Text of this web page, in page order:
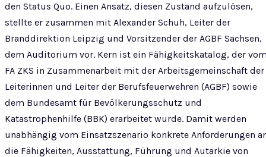
den Status Quo. Einen Ansatz, diesen Zustand aufzulösen,
stellte er zusammen mit Alexander Schuh, Leiter der
Branddirektion Leipzig und Vorsitzender der AGBF Sachsen,
dem Auditorium vor. Kern ist ein Fähigkeitskatalog, der
FA ZKS in Zusammenarbeit mit der Arbeitsgemeinschaft der
Leiterinnen und Leiter der Berufsfeuerwehren (AGBF) sowie
dem Bundesamt für Bevölkerungsschutz und
Katastrophenhilfe (BBK) erarbeitet wurde. Damit werden
unabhängig vom Einsatzszenario konkrete Anforderungen
die Fähigkeiten, Ausstattung, Führung und Autarkie von